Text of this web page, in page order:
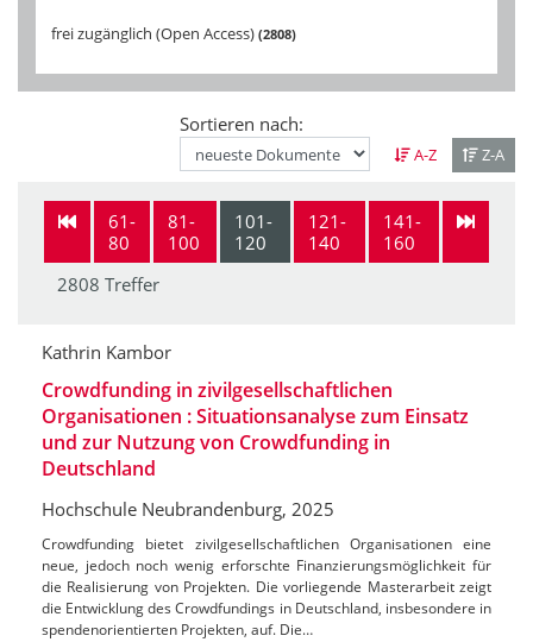
frei zugänglich (Open Access) 2808
Sortieren nach:
A-Z Z-A
61-
80
81-
100
101-
120
121-
140
141-
160
2808 Treffer
Kathrin Kambor
Crowdfunding in zivilgesellschaftlichen
Organisationen : Situationsanalyse zum Einsatz
und zur Nutzung von Crowdfunding in
Deutschland
Hochschule Neubrandenburg, 2025
Crowdfunding bietet zivilgesellschaftlichen Organisationen eine
neue, jedoch noch wenig erforschte Finanzierungsmöglichkeit für
die Realisierung von Projekten. Die vorliegende Masterarbeit zeigt
die Entwicklung des Crowdfundings in Deutschland, insbesondere in
spendenorientierten Projekten, auf. Die…